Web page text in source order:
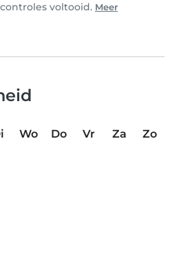
voltooid. Meer
Wo Do Vr Za
Zo